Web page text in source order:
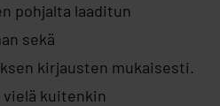
pohjalta laaditun
sekä
kirjausten mukaisesti.
kuitenkin